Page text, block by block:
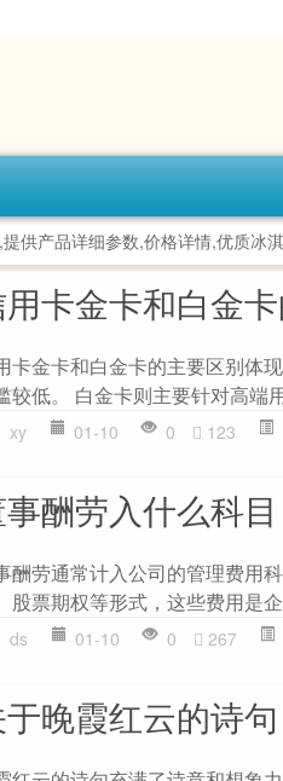
供产品详细参数,价格详情,优质冰
卡金卡和白金
卡金卡和白金卡的主要区别体
较低。 白金卡则主要针对高端
xy 01-10 0 123
酬劳入什么科目
酬劳通常计入公司的管理费用
股票期权等形式，这些费用是
ds 01-10 0 267
晚霞红云的诗句